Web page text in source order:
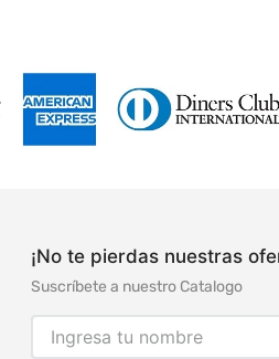
¡No te pierdas nuestras
Suscríbete a nuestro Catalogo